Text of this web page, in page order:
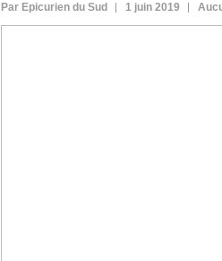
Par Epicurien du Sud 1 juin 2019